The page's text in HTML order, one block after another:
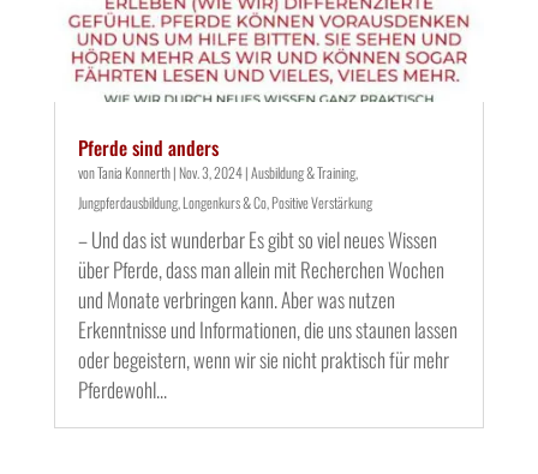
Pferde sind anders
vonTania Konnerth|Nov. 3, 2024|Ausbildung & Training,
Jungpferdausbildung,Longenkurs & Co,Positive Verstärkung
– Und das ist wunderbar Es gibt so viel neues Wissen
über Pferde, dass man allein mit Recherchen Wochen
und Monate verbringen kann. Aber was nutzen
Erkenntnisse und Informationen, die uns staunen lassen
oder begeistern, wenn wir sie nicht praktisch für mehr
Pferdewohl...